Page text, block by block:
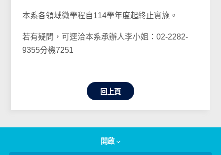
本系各領域微學程自114學年度起終止實施。
若有疑問，可逕洽本系承辦人李小姐：02-2282-
9355分機7251
回上頁
開啟